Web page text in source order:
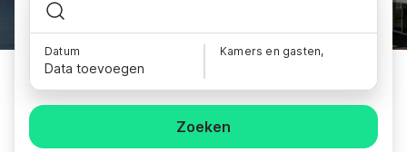
Datum
Data toevoegen
Kamers en gasten,
Zoeken